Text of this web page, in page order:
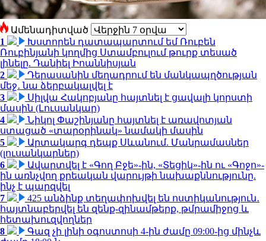
Ամենադիտված
1
Խստորեն դատապարտում եմ Ռուբեն
Ռուբինյանի կողմից Ստամբուլում թուրք տեսած
լինելը. Դանիել Իոաննիսյան
2
Դերասանին մեղադրում են մանկապղծության
մեջ․ նա ձերբակալվել է
3
Սիլվա Հակոբյանը հայտնել է ցավալի կորստի
մասին (Լուսանկար)
4
Նիկոլ Փաշինյանը հայտնել է առավոտյան
ստացած «տարօրինակ» նամակի մասին
5
Արտակարգ դեպք Սևանում. Մանրամասներ
(լուսանկարներ)
6
Ավարտվել է «Գող Բջե»-ին, «Տեցիկ»-ին ու «Գոջո»-
ին առնչվող քրեական վարույթի նախաքննությունը.
ինչ է պարզվել
7
425 անձինք տեղափոխվել են ոստիկանություն․
հայտնաբերվել են զենք-զինամթերք, թմրամիջոց և
հետախուզվողներ
8
Գազ չի լինի օգոստոսի 4-ին ժամը 09:00-ից մինչև